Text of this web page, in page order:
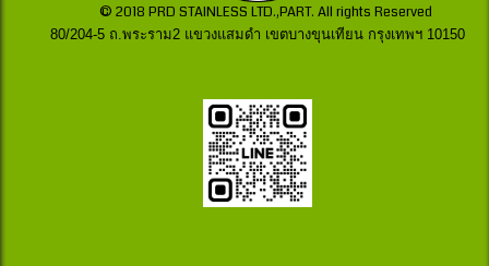
© 2018 PRD STAINLESS LTD.,PART. All rights Reserved
80/204-5 ถ.พระราม2 แขวงแสมดำ เขตบางขุนเทียน กรุงเทพฯ 10150